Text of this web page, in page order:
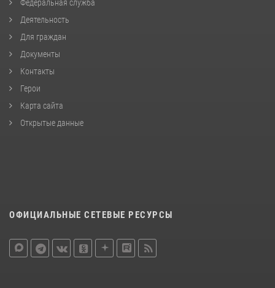
Федеральная служба
Деятельность
Для граждан
Документы
Контакты
Герои
Карта сайта
Открытые данные
ОФИЦИАЛЬНЫЕ СЕТЕВЫЕ РЕСУРСЫ